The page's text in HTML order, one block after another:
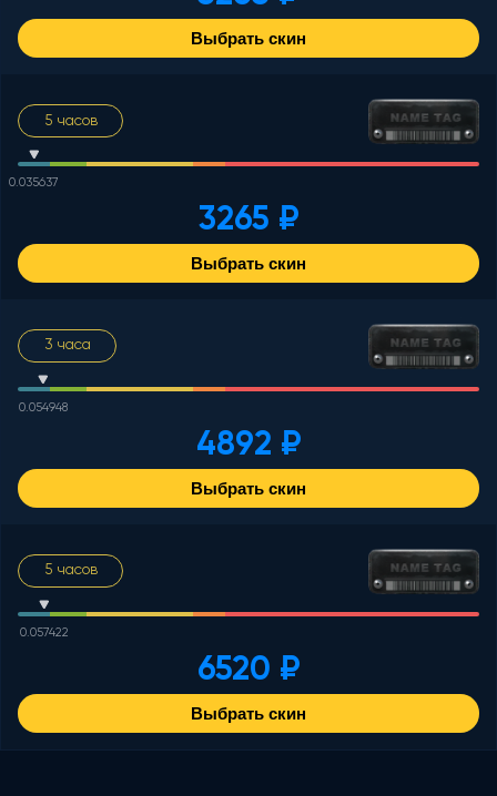
Выбрать скин
0.035637
5 часов
3265 ₽
Выбрать скин
0.054948
3 часа
4892 ₽
Выбрать скин
0.057422
5 часов
6520 ₽
Выбрать скин